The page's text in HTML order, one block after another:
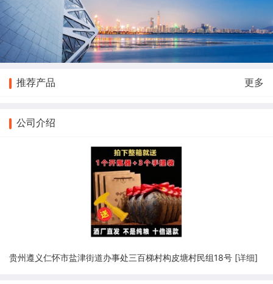
推荐产品 更多
公司介绍
贵州遵义仁怀市盐津街道办事处三百梯村构皮塘村民组18号 [详细]